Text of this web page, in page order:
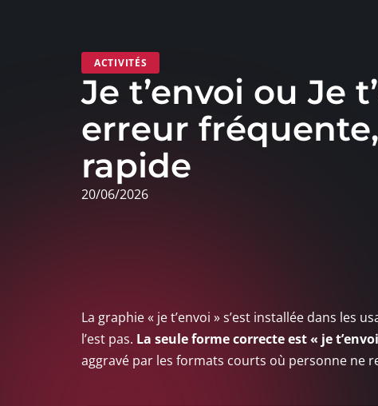
ACTIVITÉS
Je t’envoi ou Je
erreur
rapide
20/06/2026
La graphie « je t’envoi » s’est installée dans les
l’est pas. La seule forme correcte est « je
aggravé par les formats courts où personne ne